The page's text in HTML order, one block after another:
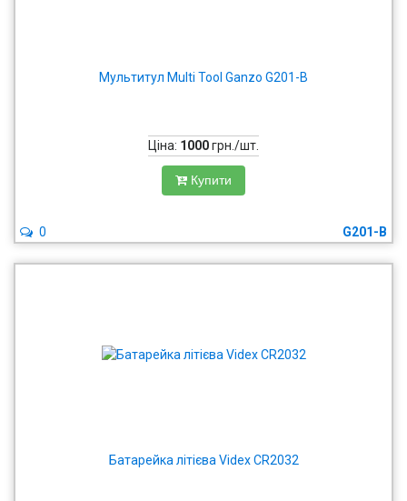
Мультитул Multi Tool Ganzo G201-B
Ціна: 1000грн./шт.
Купити
G201-B
0
Батарейка літієва Videx CR2032